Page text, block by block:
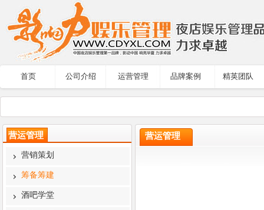
首页 公司介绍 运营管理 品牌案例 精英团队
营运管理
营销策划
筹备筹建
酒吧学堂
营运管理